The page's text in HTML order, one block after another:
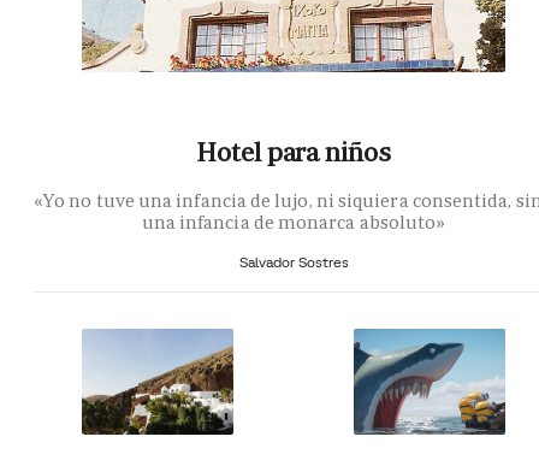
Hotel para niños
«Yo no tuve una infancia de lujo, ni siquiera consentida,
una infancia de monarca absoluto»
Salvador Sostres